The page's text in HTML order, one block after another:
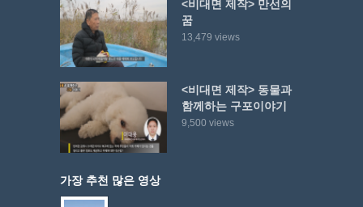
<비대면 제작> 만선의
꿈
13,479 views
<비대면 제작> 동물과
함께하는 구포이야기
9,500 views
가장 추천 많은 영상